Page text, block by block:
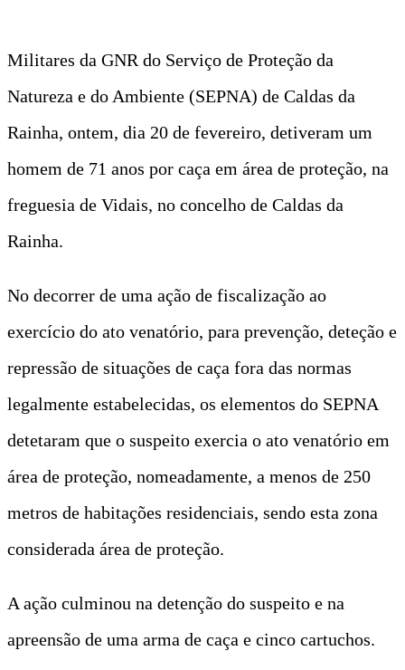
Militares da GNR do Serviço de Proteção da
Natureza e do Ambiente (SEPNA) de Caldas da
Rainha, ontem, dia 20 de fevereiro, detiveram um
homem de 71 anos por caça em área de proteção, na
freguesia de Vidais, no concelho de Caldas da
Rainha.
No decorrer de uma ação de fiscalização ao
exercício do ato venatório, para prevenção, deteção e
repressão de situações de caça fora das normas
legalmente estabelecidas, os elementos do SEPNA
detetaram que o suspeito exercia o ato venatório em
área de proteção, nomeadamente, a menos de 250
metros de habitações residenciais, sendo esta zona
considerada área de proteção.
A ação culminou na detenção do suspeito e na
apreensão de uma arma de caça e cinco cartuchos.